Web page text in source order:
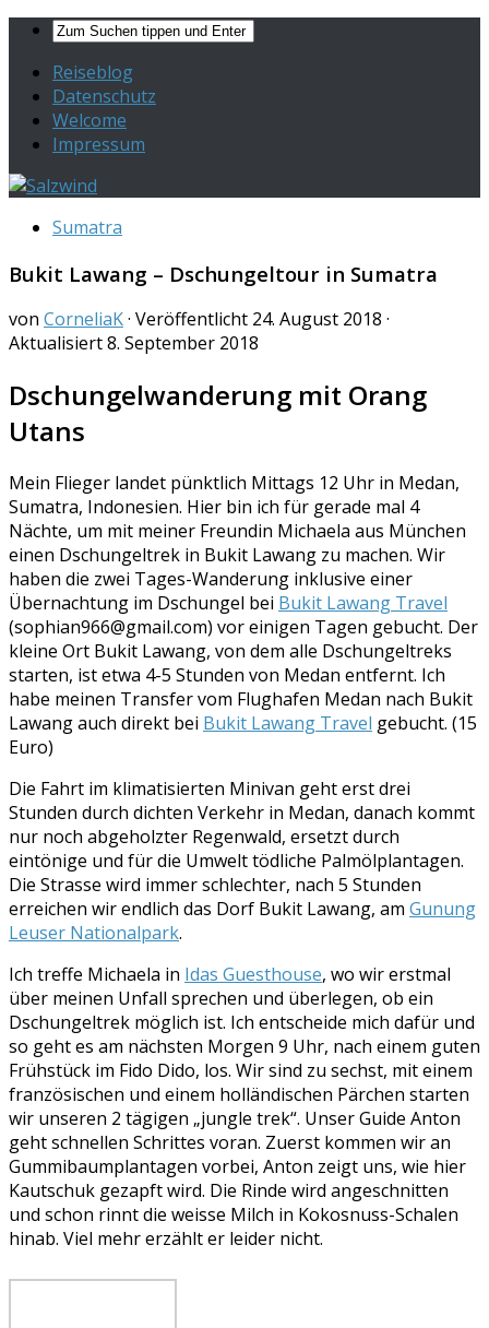
Reiseblog
Datenschutz
Welcome
Impressum
Sumatra
Bukit Lawang – Dschungeltour in Sumatra
von CorneliaK· Veröffentlicht 24. August 2018 ·
Aktualisiert8. September 2018
Dschungelwanderung mit Orang
Utans
Mein Flieger landet pünktlich Mittags 12 Uhr in Medan,
Sumatra, Indonesien. Hier bin ich für gerade mal 4
Nächte, um mit meiner Freundin Michaela aus München
einen Dschungeltrek in Bukit Lawang zu machen. Wir
haben die zwei Tages-Wanderung inklusive einer
Übernachtung im Dschungel bei Bukit Lawang Travel
(sophian966@gmail.com) vor einigen Tagen gebucht. Der
kleine Ort Bukit Lawang, von dem alle Dschungeltreks
starten, ist etwa 4-5 Stunden von Medan entfernt. Ich
habe meinen Transfer vom Flughafen Medan nach Bukit
Lawang auch direkt bei Bukit Lawang Travel gebucht. (15
Euro)
Die Fahrt im klimatisierten Minivan geht erst drei
Stunden durch dichten Verkehr in Medan, danach kommt
nur noch abgeholzter Regenwald, ersetzt durch
eintönige und für die Umwelt tödliche Palmölplantagen.
Die Strasse wird immer schlechter, nach 5 Stunden
erreichen wir endlich das Dorf Bukit Lawang, am Gunung
Leuser Nationalpark.
Ich treffe Michaela in Idas Guesthouse, wo wir erstmal
über meinen Unfall sprechen und überlegen, ob ein
Dschungeltrek möglich ist. Ich entscheide mich dafür und
so geht es am nächsten Morgen 9 Uhr, nach einem guten
Frühstück im Fido Dido, los. Wir sind zu sechst, mit einem
französischen und einem holländischen Pärchen starten
wir unseren 2 tägigen „jungle trek“. Unser Guide Anton
geht schnellen Schrittes voran. Zuerst kommen wir an
Gummibaumplantagen vorbei, Anton zeigt uns, wie hier
Kautschuk gezapft wird. Die Rinde wird angeschnitten
und schon rinnt die weisse Milch in Kokosnuss-Schalen
hinab. Viel mehr erzählt er leider nicht.